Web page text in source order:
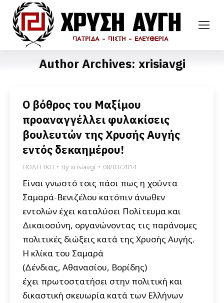
Author Archives: xrisiavgi
Ο βόθρος του Μαξίμου
προαναγγέλλει φυλακίσεις
βουλευτών της Χρυσής Αυγής
εντός δεκαημέρου!
ΠΟΛΙΤΙΚΗ Byxrisiavgi 08/03/2014
Είναι γνωστό τοις πάσι πως η χούντα
Σαμαρά-Βενιζέλου κατόπιν άνωθεν
εντολών έχει καταλύσει Πολίτευμα και
Δικαιοσύνη, οργανώνοντας τις παράνομες
πολιτικές διώξεις κατά της Χρυσής Αυγής.
Η κλίκα του Σαμαρά
(Δένδιας, Αθανασίου, Βορίδης)
έχει πρωτοστατήσει στην πολιτική και
δικαστική σκευωρία κατά των Ελλήνων